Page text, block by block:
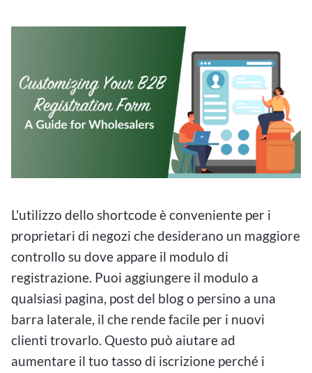
L'utilizzo dello shortcode è conveniente per i
proprietari di negozi che desiderano un maggiore
controllo su dove appare il modulo di
registrazione. Puoi aggiungere il modulo a
qualsiasi pagina, post del blog o persino a una
barra laterale, il che rende facile per i nuovi
clienti trovarlo. Questo può aiutare ad
aumentare il tuo tasso di iscrizione perché i